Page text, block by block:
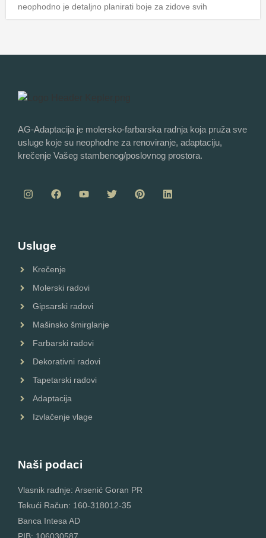
neophodno je detaljno planirati boje za zidove svih
AG-Adaptacija je molersko-farbarska radnja koja pruža sve
usluge koje su neophodne za renoviranje, adaptaciju,
krečenje Vašeg stambenog/poslovnog prostora.
Usluge
Krečenje
Molerski radovi
Gipsarski radovi
Mašinsko šmirglanje
Farbarski radovi
Dekorativni radovi
Tapetarski radovi
Adaptacija
Izvlačenje vlage
Naši podaci
Vlasnik radnje: Arsenić Goran PR
Tekući Račun: 160-318012-35
Banca Intesa AD